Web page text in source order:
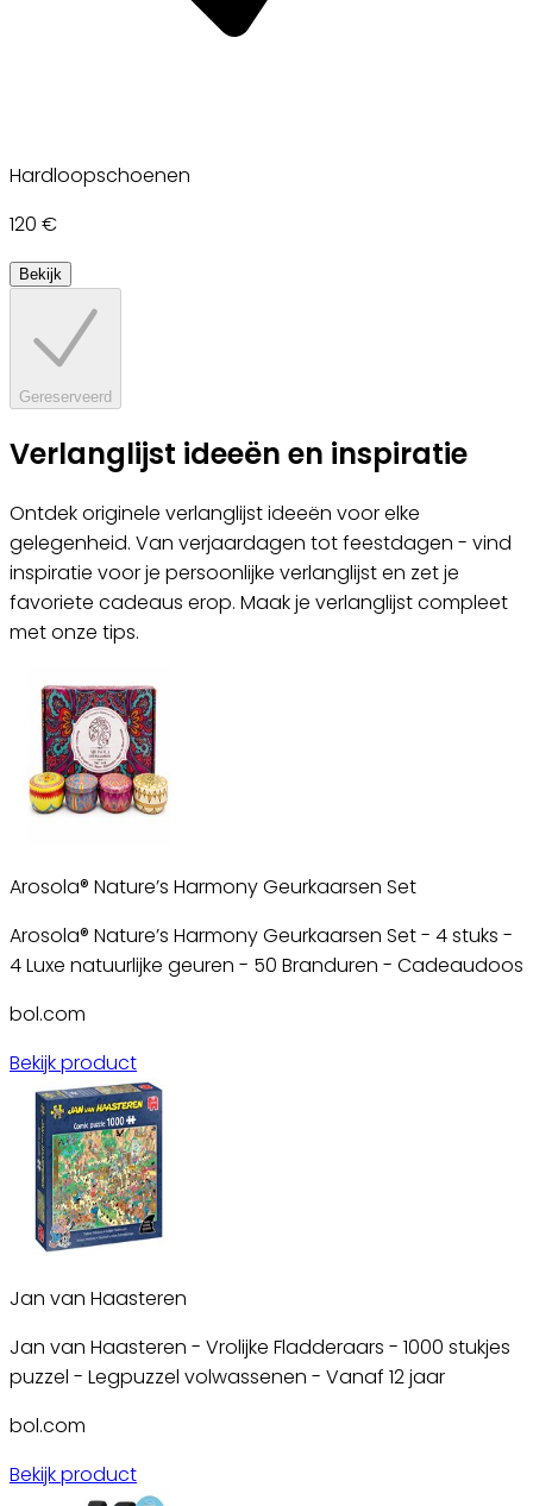
Hardloopschoenen
120 €
Bekijk
Gereserveerd
Verlanglijst ideeën en inspiratie
Ontdek originele verlanglijst ideeën voor elke
gelegenheid. Van verjaardagen tot feestdagen - vind
inspiratie voor je persoonlijke verlanglijst en zet je
favoriete cadeaus erop. Maak je verlanglijst compleet
met onze tips.
Arosola® Nature’s Harmony Geurkaarsen Set
Arosola® Nature’s Harmony Geurkaarsen Set - 4 stuks -
4 Luxe natuurlijke geuren - 50 Branduren - Cadeaudoos
bol.com
Bekijk product
Jan van Haasteren
Jan van Haasteren - Vrolijke Fladderaars - 1000 stukjes
puzzel - Legpuzzel volwassenen - Vanaf 12 jaar
bol.com
Bekijk product